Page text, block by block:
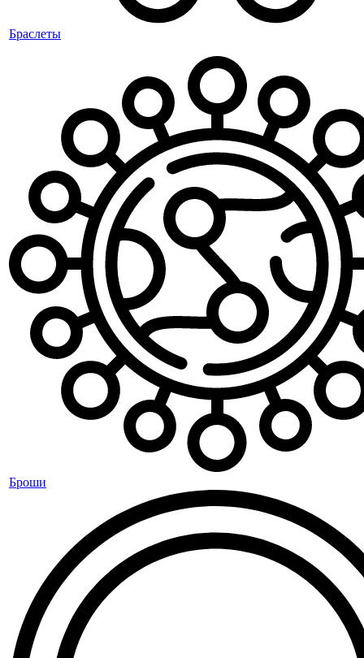
Браслеты
Броши